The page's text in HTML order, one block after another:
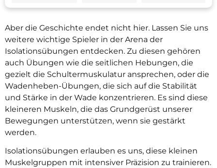
Aber die Geschichte endet nicht hier. Lassen Sie uns
weitere wichtige Spieler in der Arena der
Isolationsübungen entdecken. Zu diesen gehören
auch Übungen wie die seitlichen Hebungen, die
gezielt die Schultermuskulatur ansprechen, oder die
Wadenheben-Übungen, die sich auf die Stabilität
und Stärke in der Wade konzentrieren. Es sind diese
kleineren Muskeln, die das Grundgerüst unserer
Bewegungen unterstützen, wenn sie gestärkt
werden.
Isolationsübungen erlauben es uns, diese kleinen
Muskelgruppen mit intensiver Präzision zu trainieren.